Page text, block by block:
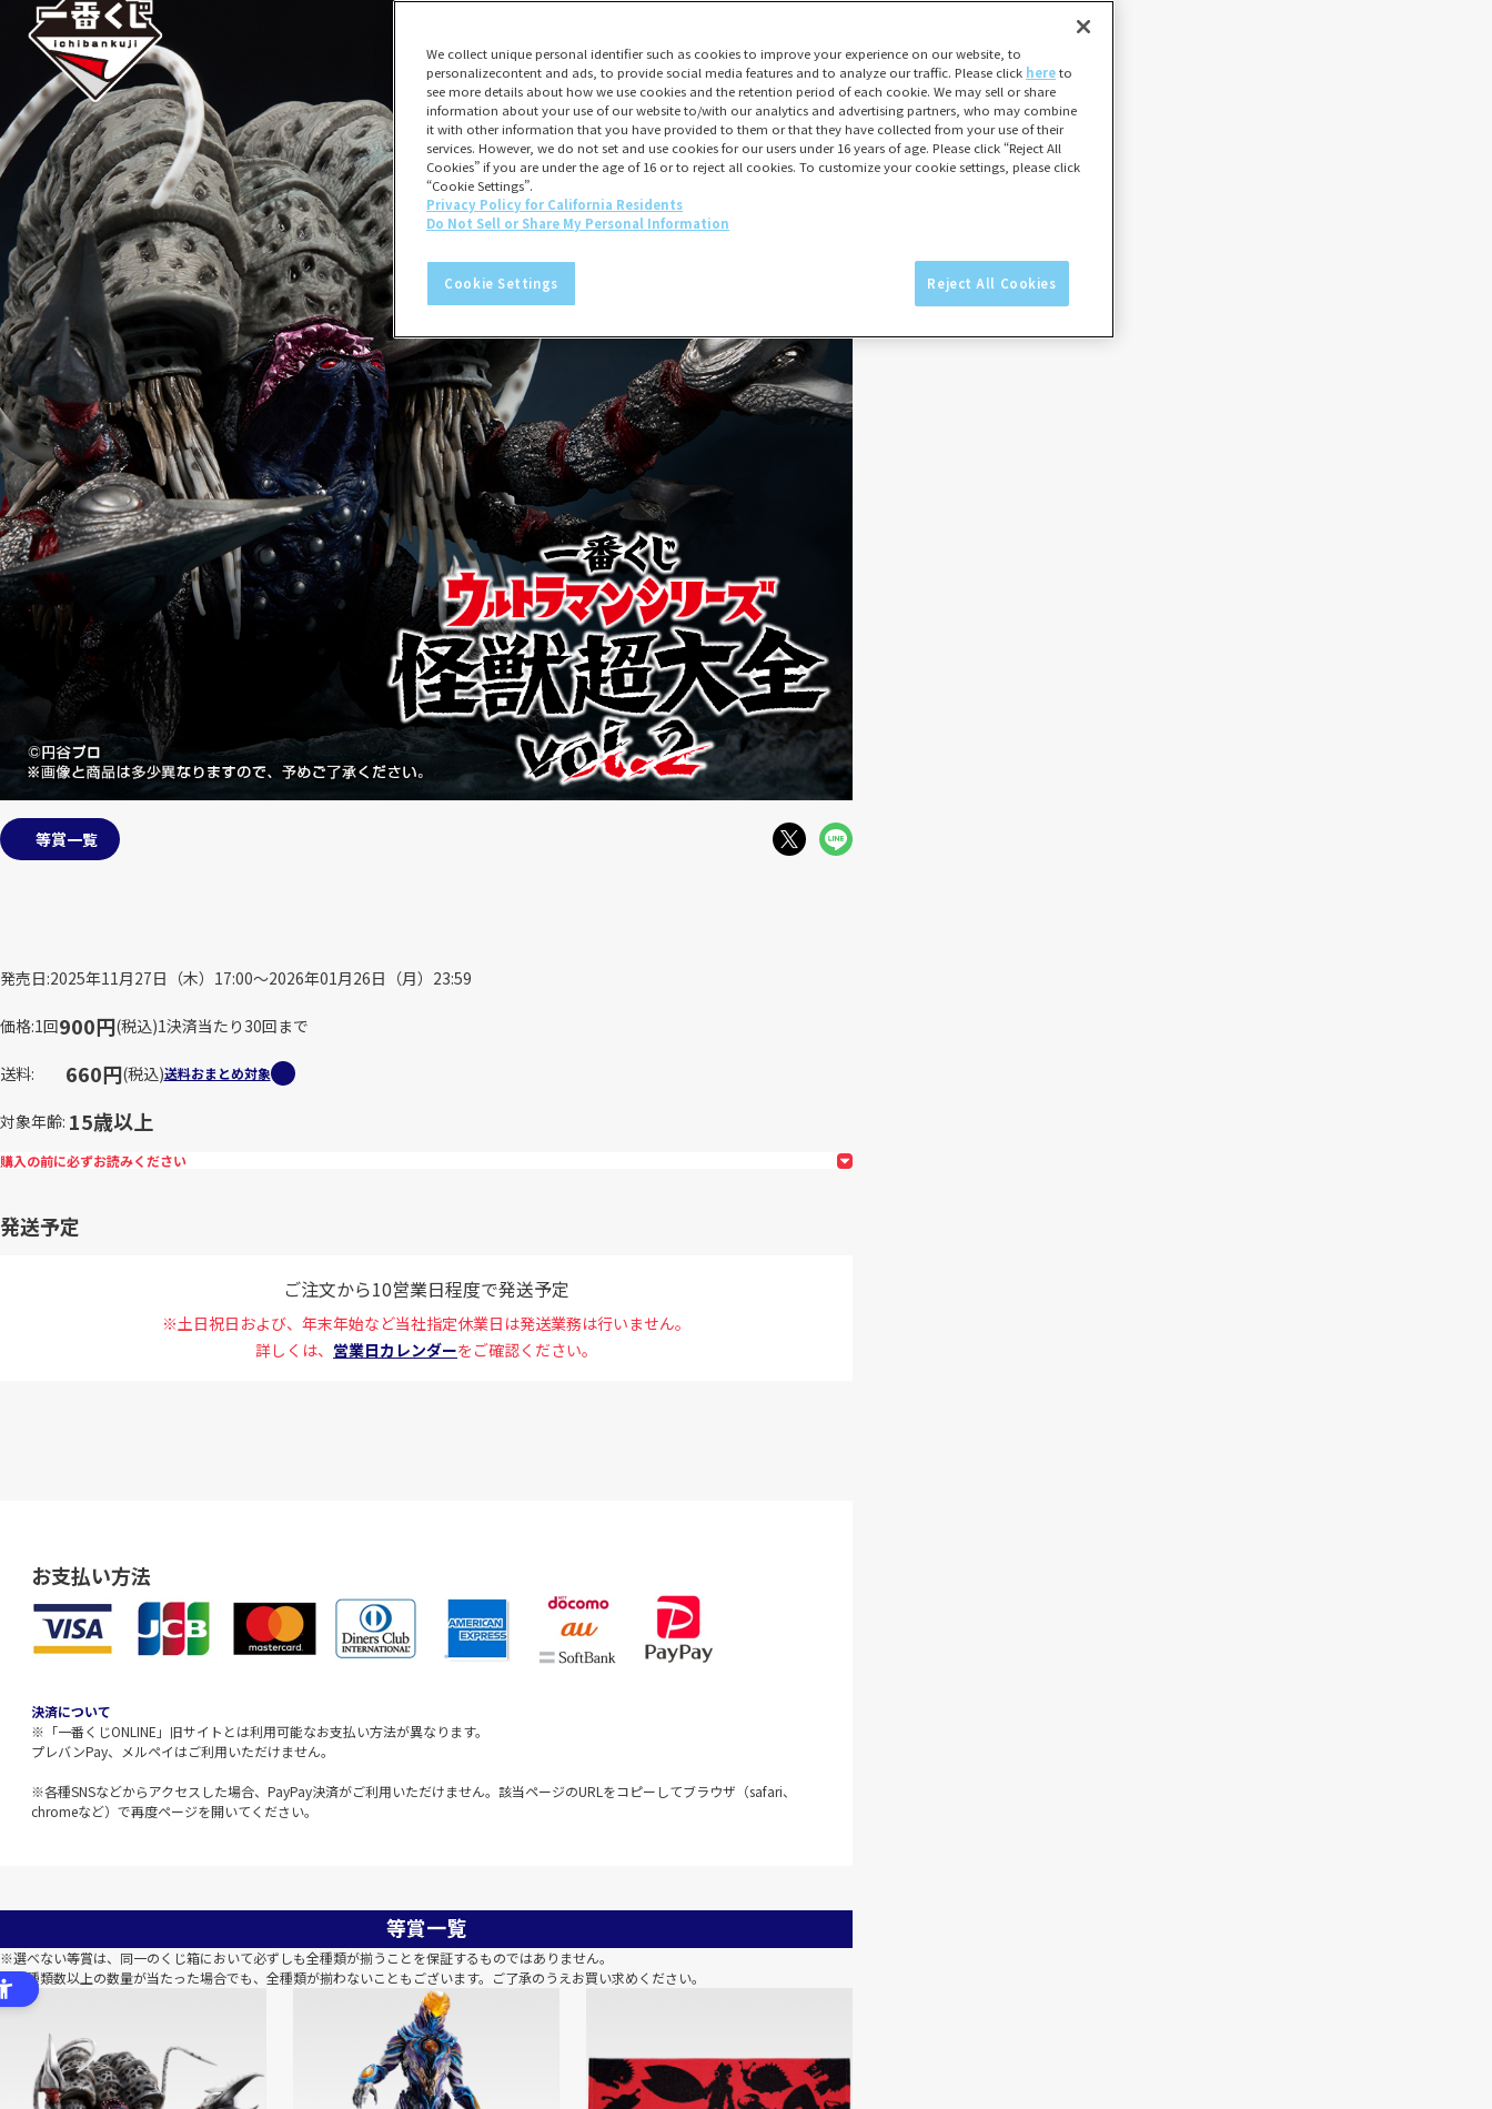
等賞一覧
発売日 2025年11月27日（木）17:00～2026年01月26日（月）23:59
価格 1回900円(税込)1決済当たり30回まで
送料 660円(税込)送料おまとめ対象
対象年齢 15歳以上
購入の前に必ずお読みください
発送予定
ご注文から10営業日程度で発送予定
※土日祝日および、年末年始など当社指定休業日は発送業務は行いません。
詳しくは、 営業日カレンダーをご確認ください。
お支払い方法
決済について
※「一番くじONLINE」旧サイトとは利用可能なお支払い方法が異なります。
プレバンPay、メルペイはご利用いただけません。
※各種SNSなどからアクセスした場合、PayPay決済がご利用いただけません。該当ページのURLをコピーしてブラウザ（safari、
chromeなど）で再度ページを開いてください。
等賞一覧
※選べない等賞は、同一のくじ箱において必ずしも全種類が揃うことを保証するものではありません。
※全種類数以上の数量が当たった場合でも、全種類が揃わないこともございます。ご了承のうえお買い求めください。
We collect unique personal identifier such as cookies to improve your experience on our website, to
personalizecontent and ads, to provide social media features and to analyze our traffic. Please click hereto
see more details about how we use cookies and the retention period of each cookie. We may sell or share
information about your use of our website to/with our analytics and advertising partners, who may combine
it with other information that you have provided to them or that they have collected from your use of their
services. However, we do not set and use cookies for our users under 16 years of age. Please click “Reject All
Cookies” if you are under the age of 16 or to reject all cookies. To customize your cookie settings, please click
“Cookie Settings”.
Privacy Policy for California Residents
Do Not Sell or Share My Personal Information
Cookie Settings Reject All Cookies